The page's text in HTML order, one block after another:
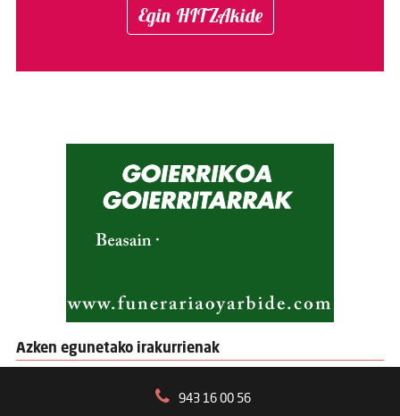
Egin HITZAkide
Azken egunetako irakurrienak
943 16 00 56